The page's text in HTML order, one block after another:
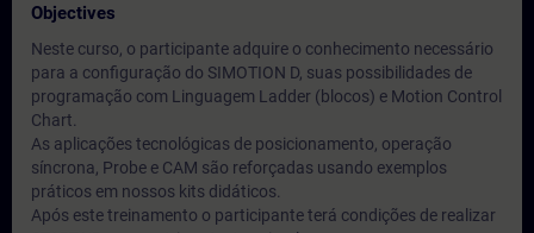
Objectives
Neste curso, o participante adquire o conhecimento necessário
para a configuração do SIMOTION D, suas possibilidades de
programação com Linguagem Ladder (blocos) e Motion Control
Chart.
As aplicações tecnológicas de posicionamento, operação
síncrona, Probe e CAM são reforçadas usando exemplos
práticos em nossos kits didáticos.
Após este treinamento o participante terá condições de realizar